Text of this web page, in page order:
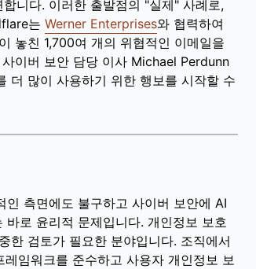
니다. 이러한 출발점의 "실제" 사례로,
는 Werner Enterprises와 협력하여
놓친 1,700여 개의 위협적인 이메일을
이버 보안 담당 이사 Michael Perdunn
더 많이 사용하기 위한 행보를 시작할 수
측면에도 불구하고 사이버 보안에 AI
로 윤리적 문제입니다. 개인정보 보호
한 검토가 필요한 분야입니다. 조직에서
임워크를 준수하고 사용자 개인정보 보